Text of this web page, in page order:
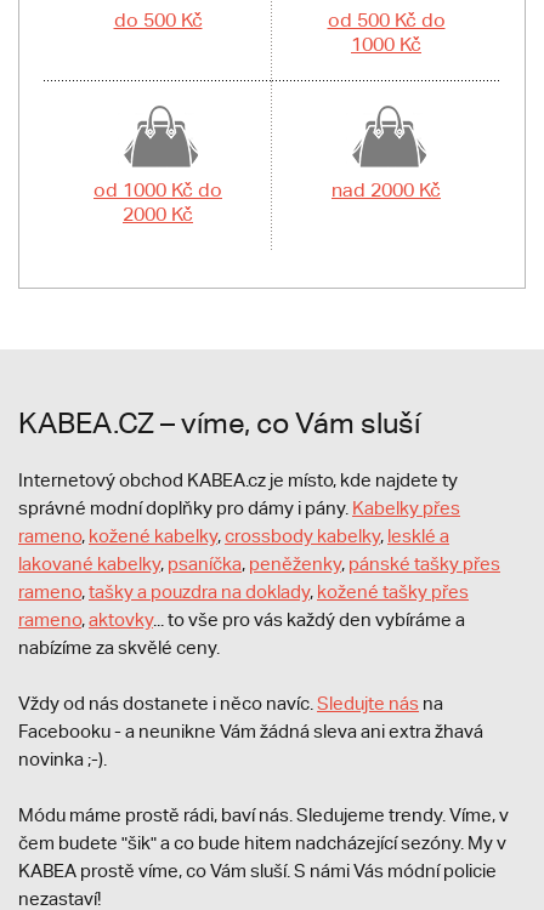
do 500 Kč
od 500 Kč do
1000 Kč
od 1000 Kč do
2000 Kč
nad 2000 Kč
KABEA.CZ – víme, co Vám sluší
Internetový obchod KABEA.cz je místo, kde najdete ty
správné modní doplňky pro dámy i pány. Kabelky přes
rameno, kožené kabelky,crossbody kabelky, lesklé a
lakované kabelky, psaníčka, peněženky, pánské tašky přes
rameno,tašky a pouzdra na doklady, kožené tašky přes
rameno,aktovky... to vše pro vás každý den vybíráme a
nabízíme za skvělé ceny.
Vždy od nás dostanete i něco navíc. Sledujte nás na
Facebooku - a neunikne Vám žádná sleva ani extra žhavá
novinka ;-).
Módu máme prostě rádi, baví nás. Sledujeme trendy. Víme, v
čem budete "šik" a co bude hitem nadcházející sezóny. My v
KABEA prostě víme, co Vám sluší. S námi Vás módní policie
nezastaví!